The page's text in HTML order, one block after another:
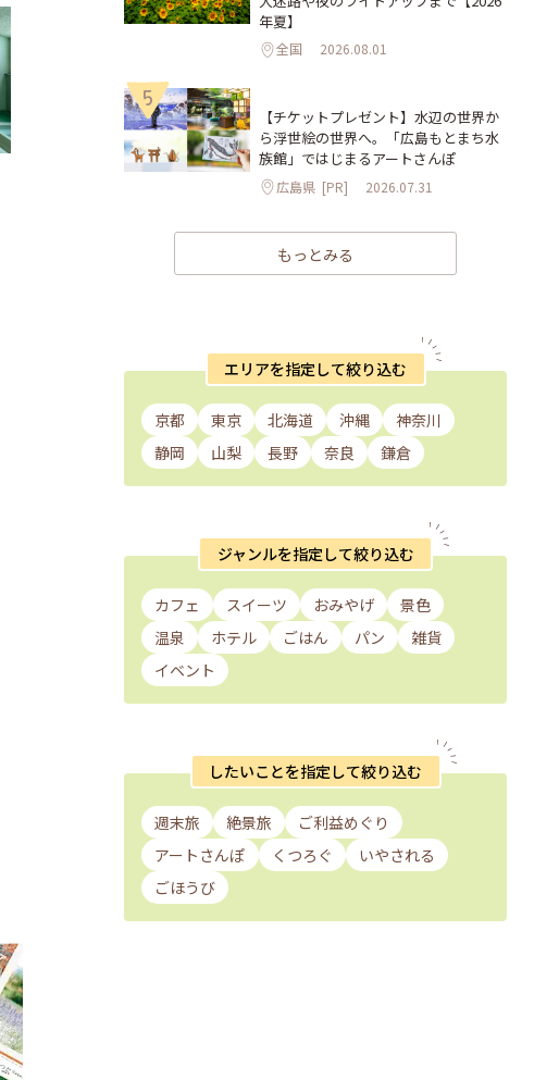
年夏】
全国 2026.08.01
5
【チケットプレゼント】水辺の世界か
ら浮世絵の世界へ。「広島もとまち水
族館」ではじまるアートさんぽ
広島県 [PR] 2026.07.31
もっとみる
エリアを指定して絞り込む
京都 東京 北海道 沖縄
神奈川
静岡
山梨 長野 奈良 鎌倉
ジャンルを指定して絞り込む
カフェ スイーツ おみやげ
景色
温泉
ホテル ごはん パン
雑貨
イベント
したいことを指定して絞り込む
週末旅 絶景旅
ご利益めぐり
アートさんぽ
くつろぐ
いやされる
ごほうび